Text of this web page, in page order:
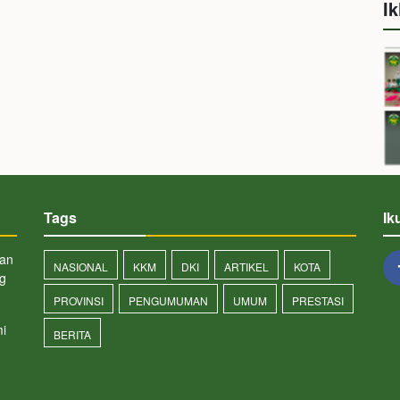
Tags
NASIONAL KKM DKI ARTIKEL KOTA
PROVINSI PENGUMUMAN UMUM PRESTASI
BERITA